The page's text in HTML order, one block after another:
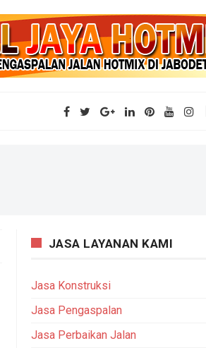
JASA LAYANAN KAMI
Jasa Konstruksi
Jasa Pengaspalan
Jasa Perbaikan Jalan